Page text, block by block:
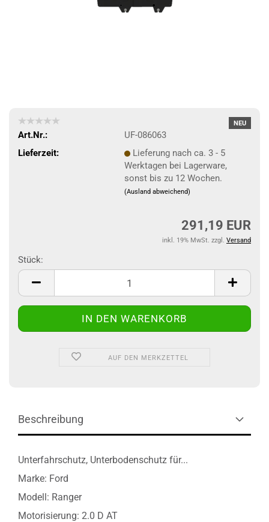
NEU
Art.Nr.:
UF-086063
Lieferzeit:
Lieferung nach ca. 3 - 5
Werktagen bei Lagerware,
sonst bis zu 12 Wochen.
(Ausland abweichend)
291,19 EUR
inkl. 19% MwSt. zzgl. Versand
Stück:
Stück
AUF DEN MERKZETTEL
Beschreibung
Unterfahrschutz, Unterbodenschutz für...
Marke: Ford
Modell: Ranger
Motorisierung: 2.0 D AT